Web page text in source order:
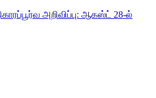
அறிவிப்பு: ஆகஸ்ட் 28-ல்